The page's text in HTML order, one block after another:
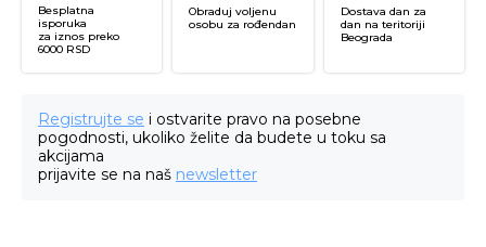
Besplatna
isporuka
za iznos preko
6000 RSD
Obraduj voljenu
osobu za rođendan
Dostava dan za
dan na teritoriji
Beograda
Registrujte se i ostvarite pravo na posebne
pogodnosti, ukoliko želite da budete u toku sa
akcijama
prijavite se na naš newsletter